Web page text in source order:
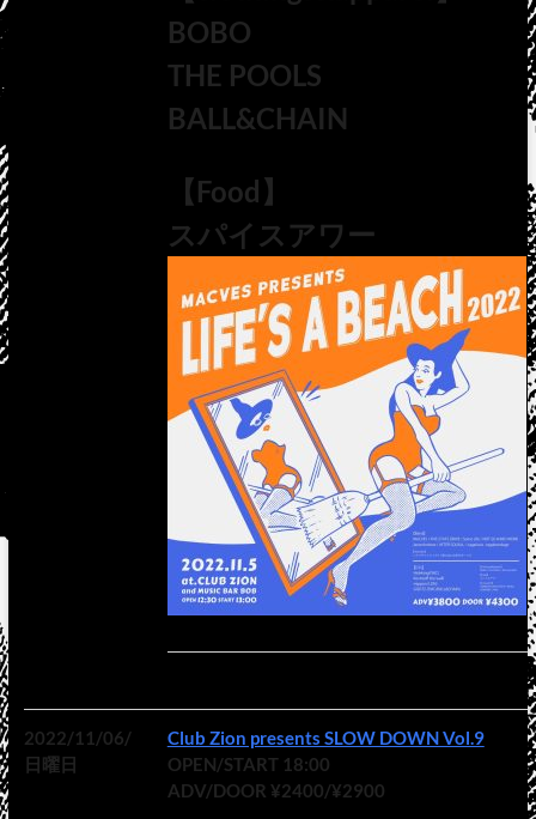
BOBO
THE POOLS
BALL&CHAIN
【Food】
スパイスアワー
2022/11/06/
日曜日
Club Zion presents SLOW DOWN Vol.9
OPEN/START 18:00
ADV/DOOR ¥2400/¥2900